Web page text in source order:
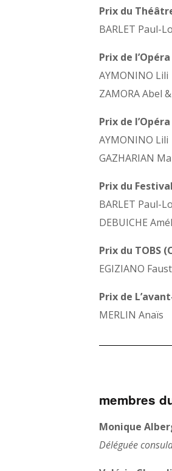
Prix du
BARLET Paul-
Prix de
AYMONINO Lili
ZAMORA Abel
Prix de
AYMONINO Lili
GAZHARIAN
Prix du
BARLET Paul-
DEBUICHE
Prix du TOBS
EGIZIANO
Prix de
MERLIN Anaïs
membres
Monique
Déléguée